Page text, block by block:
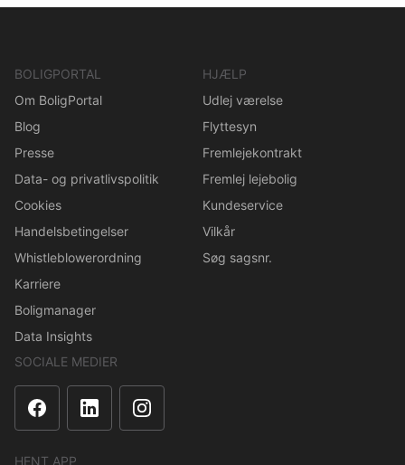
BOLIGPORTAL
Om BoligPortal
Blog
Presse
Data- og privatlivspolitik
Cookies
Handelsbetingelser
Whistleblowerordning
Karriere
Boligmanager
Data Insights
HJÆLP
Udlej værelse
Flyttesyn
Fremlejekontrakt
Fremlej lejebolig
Kundeservice
Vilkår
Søg sagsnr.
SOCIALE MEDIER
HENT APP